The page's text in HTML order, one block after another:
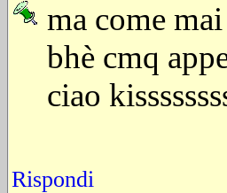
ma come
bhè cmq
ciao
Rispondi